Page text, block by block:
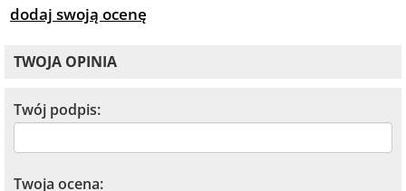
dodaj swoją ocenę
TWOJA OPINIA
Twój podpis:
Twoja ocena: